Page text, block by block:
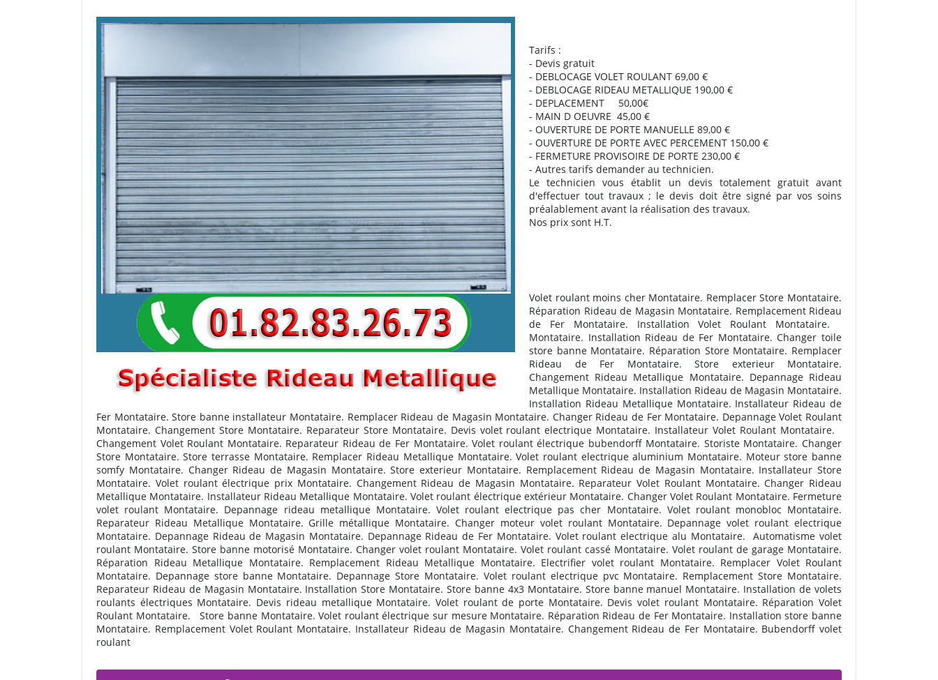
Tarifs :
- Devis gratuit
- DEBLOCAGE VOLET ROULANT 69,00 €
- DEBLOCAGE RIDEAU METALLIQUE 190,00 €
- DEPLACEMENT 50,00€
- MAIN D OEUVRE 45,00 €
- OUVERTURE DE PORTE MANUELLE 89,00 €
- OUVERTURE DE PORTE AVEC PERCEMENT 150,00 €
- FERMETURE PROVISOIRE DE PORTE 230,00 €
- Autres tarifs demander au technicien.
Le technicien vous établit un devis totalement gratuit avant
d'effectuer tout travaux ; le devis doit être signé par vos soins
préalablement avant la réalisation des travaux.
Nos prix sont H.T.
Volet roulant moins cher Montataire. Remplacer Store Montataire.
Réparation Rideau de Magasin Montataire. Remplacement Rideau
de Fer Montataire. Installation Volet Roulant Montataire.
Montataire. Installation Rideau de Fer Montataire. Changer toile
store banne Montataire. Réparation Store Montataire. Remplacer
Rideau de Fer Montataire. Store exterieur Montataire.
Changement Rideau Metallique Montataire. Depannage Rideau
Metallique Montataire. Installation Rideau de Magasin Montataire.
Installation Rideau Metallique Montataire. Installateur Rideau de
Fer Montataire. Store banne installateur Montataire. Remplacer Rideau de Magasin Montataire. Changer Rideau de Fer Montataire. Depannage Volet Roulant
Montataire. Changement Store Montataire. Reparateur Store Montataire. Devis volet roulant electrique Montataire. Installateur Volet Roulant Montataire.
Changement Volet Roulant Montataire. Reparateur Rideau de Fer Montataire. Volet roulant électrique bubendorff Montataire. Storiste Montataire. Changer
Store Montataire. Store terrasse Montataire. Remplacer Rideau Metallique Montataire. Volet roulant electrique aluminium Montataire. Moteur store banne
somfy Montataire. Changer Rideau de Magasin Montataire. Store exterieur Montataire. Remplacement Rideau de Magasin Montataire. Installateur Store
Montataire. Volet roulant électrique prix Montataire. Changement Rideau de Magasin Montataire. Reparateur Volet Roulant Montataire. Changer Rideau
Metallique Montataire. Installateur Rideau Metallique Montataire. Volet roulant électrique extérieur Montataire. Changer Volet Roulant Montataire. Fermeture
volet roulant Montataire. Depannage rideau metallique Montataire. Volet roulant electrique pas cher Montataire. Volet roulant monobloc Montataire.
Reparateur Rideau Metallique Montataire. Grille métallique Montataire. Changer moteur volet roulant Montataire. Depannage volet roulant electrique
Montataire. Depannage Rideau de Magasin Montataire. Depannage Rideau de Fer Montataire. Volet roulant electrique alu Montataire.Automatisme volet
roulant Montataire. Store banne motorisé Montataire. Changer volet roulant Montataire. Volet roulant cassé Montataire. Volet roulant de garage Montataire.
Réparation Rideau Metallique Montataire. Remplacement Rideau Metallique Montataire. Electrifier volet roulant Montataire. Remplacer Volet Roulant
Montataire. Depannage store banne Montataire. Depannage Store Montataire. Volet roulant electrique pvc Montataire. Remplacement Store Montataire.
Reparateur Rideau de Magasin Montataire. Installation Store Montataire. Store banne 4x3 Montataire. Store banne manuel Montataire. Installation de volets
roulants électriques Montataire. Devis rideau metallique Montataire. Volet roulant de porte Montataire. Devis volet roulant Montataire. Réparation Volet
Roulant Montataire. Store banne Montataire. Volet roulant électrique sur mesure Montataire. Réparation Rideau de Fer Montataire. Installation store banne
Montataire. Remplacement Volet Roulant Montataire. Installateur Rideau de Magasin Montataire. Changement Rideau de Fer Montataire. Bubendorff volet
roulant